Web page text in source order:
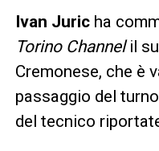
Ivan Juricha
Torino Channelil
Cremonese, che è
passaggio del
del tecnico